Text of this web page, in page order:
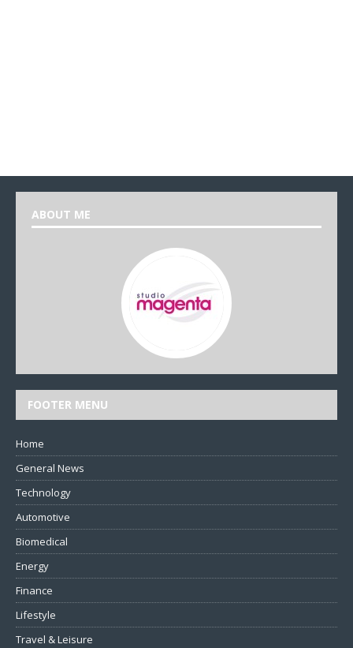
ABOUT ME
FOOTER MENU
Home
General News
Technology
Automotive
Biomedical
Energy
Finance
Lifestyle
Travel & Leisure